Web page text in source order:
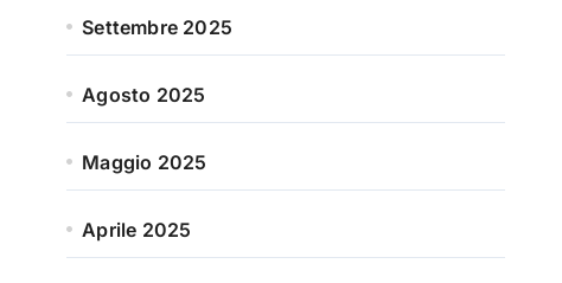
Settembre 2025
Agosto 2025
Maggio 2025
Aprile 2025